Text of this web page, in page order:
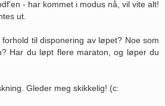
- har kommet i modus nå, vil vite alt!
ut.
til disponering av løpet? Noe som
Har du løpt flere maraton, og løper du
Gleder meg skikkelig! (c: